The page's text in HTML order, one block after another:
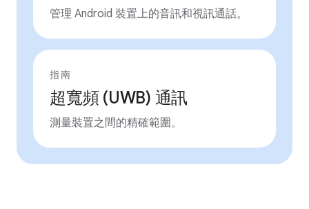
管理 Android 裝置上的音訊和視訊通話。
指南
超寬頻 (UWB) 通訊
測量裝置之間的精確範圍。